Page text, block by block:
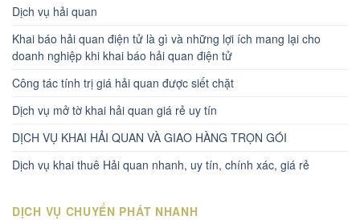
Dịch vụ hải quan
Khai báo hải quan điện tử là gì và những lợi ích mang lại cho
doanh nghiệp khi khai báo hải quan điện tử
Công tác tính trị giá hải quan được siết chặt
Dịch vụ mở tờ khai hải quan giá rẻ uy tín
DỊCH VỤ KHAI HẢI QUAN VÀ GIAO HÀNG TRỌN GÓI
Dịch vụ khai thuê Hải quan nhanh, uy tín, chính xác, giá rẻ
DỊCH VỤ CHUYỂN PHÁT NHANH